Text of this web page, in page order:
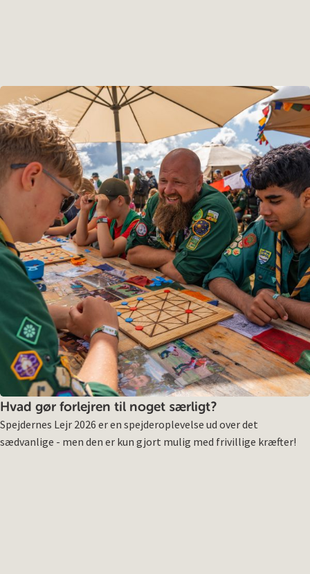
Hvad gør forlejren til noget særligt?
Spejdernes Lejr 2026 er en spejderoplevelse ud over det
sædvanlige - men den er kun gjort mulig med frivillige kræfter!